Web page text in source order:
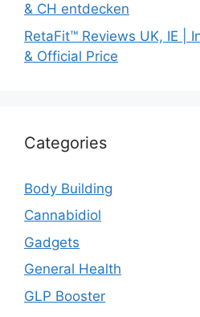
& CH entdecken
RetaFit™ Reviews UK, IE |
& Official Price
Categories
Body Building
Cannabidiol
Gadgets
General Health
GLP Booster